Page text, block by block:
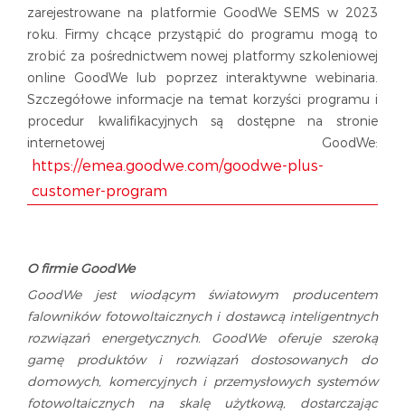
zarejestrowane na platformie GoodWe SEMS w 2023
roku. Firmy chcące przystąpić do programu mogą to
zrobić za pośrednictwem nowej platformy szkoleniowej
online GoodWe lub poprzez interaktywne webinaria.
Szczegółowe informacje na temat korzyści programu i
procedur kwalifikacyjnych są dostępne na stronie
internetowej GoodWe:
https://emea.goodwe.com/goodwe-plus-
customer-program
O firmie GoodWe
GoodWe jest wiodącym światowym producentem
falowników fotowoltaicznych i dostawcą inteligentnych
rozwiązań energetycznych. GoodWe oferuje szeroką
gamę produktów i rozwiązań dostosowanych do
domowych, komercyjnych i przemysłowych systemów
fotowoltaicznych na skalę użytkową, dostarczając